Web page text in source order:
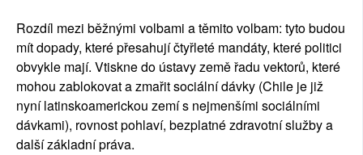
Rozdíl mezi běžnými volbami a těmito volbam: tyto budou
mít dopady, které přesahují čtyřleté mandáty, které politici
obvykle mají. Vtiskne do ústavy země řadu vektorů, které
mohou zablokovat a zmařit sociální dávky (Chile je již
nyní latinskoamerickou zemí s nejmenšími sociálními
dávkami), rovnost pohlaví, bezplatné zdravotní služby a
další základní práva.